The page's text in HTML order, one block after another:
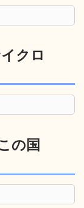
クロ
の国